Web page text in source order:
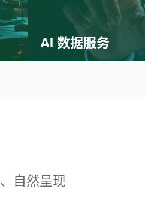
AI 数据服务
自然呈现